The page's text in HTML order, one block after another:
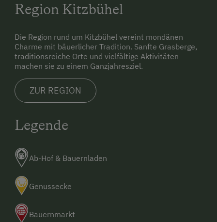
Region Kitzbühel
Die Region rund um Kitzbühel vereint mondänen
Charme mit bäuerlicher Tradition. Sanfte Grasberge,
traditionsreiche Orte und vielfältige Aktivitäten
machen sie zu einem Ganzjahresziel.
ZUR REGION
Legende
Ab-Hof & Bauernladen
Genussecke
Bauernmarkt